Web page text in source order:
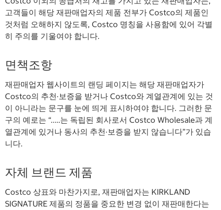
고객들이 해당 재판매업자의 제품 전부가 Costco의 제품인
것처럼 오해하지 않도록, Costco 명칭을 사용함에 있어 각별
히 주의를 기울여야 합니다.
면책조항
재판매업자 웹사이트의 랜딩 페이지는 해당 재판매업자가
Costco의 추천·보증을 받거나 Costco와 계열관계에 있는 것
이 아니라는 문구를 눈에 띄게 표시하여야 합니다. 그러한 문
구의 예로는 “..…는 독립된 회사로서 Costco Wholesale과 계
열관계에 있거나 동사의 추천·보증을 받지 않습니다”가 있습
니다.
자체 브랜드 제품
Costco 상표와 마찬가지로, 재판매업자는 KIRKLAND
SIGNATURE 제품의 정품을 중요한 변경 없이 재판매한다는